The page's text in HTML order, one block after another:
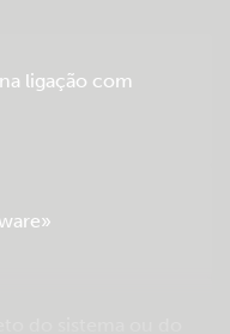
ligação com